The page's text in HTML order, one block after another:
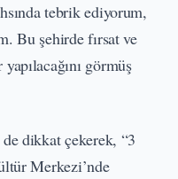
tebrik ediyorum,
Bu şehirde fırsat ve
görmüş
dikkat çekerek, “3
Merkezi’nde